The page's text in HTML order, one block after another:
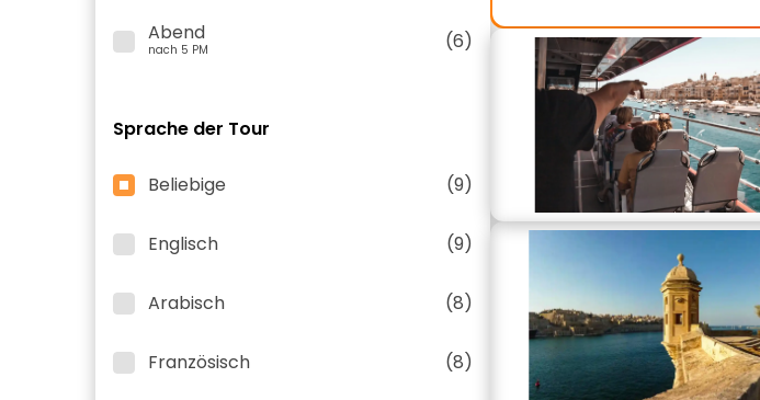
Abend
nach 5 PM (6)
Sprache der Tour
Beliebige (9)
Englisch (9)
Arabisch (8)
Französisch (8)